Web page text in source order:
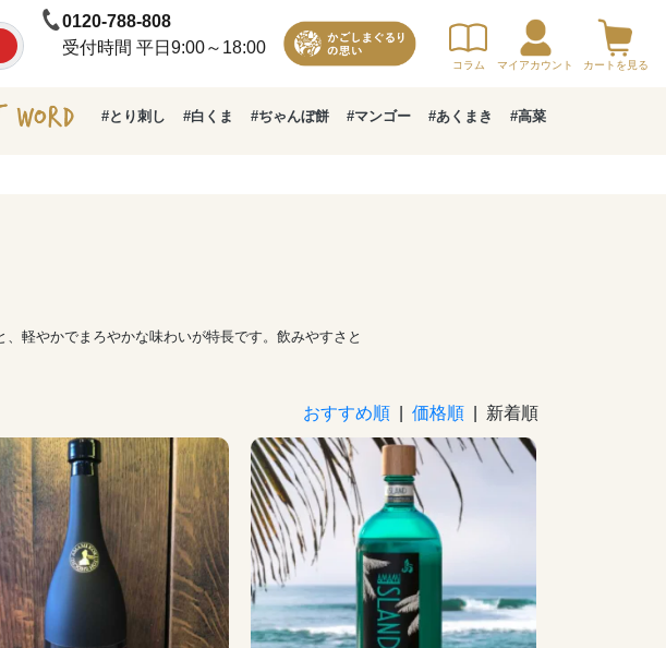
0120-788-808
受付時間 平日9:00～18:00
コラム マイアカウント カートを見る
#とり刺し #白くま #ぢゃんぼ餅 #マンゴー #あくまき #高菜
軽やかでまろやかな味わいが特長です。飲みやすさと
おすすめ順 価格順 | 新着順